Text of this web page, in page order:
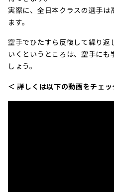
実際に、全日本クラスの選手
ます。
空手でひたすら反復して繰り返
いくというところは、空手に
しょう。
＜ 詳しくは以下の動画をチェッ